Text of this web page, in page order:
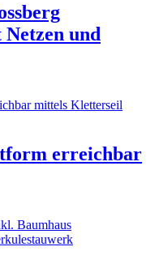
und
erreichbar